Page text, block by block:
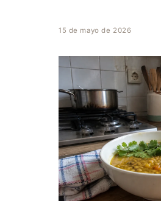
15 de mayo de 2026